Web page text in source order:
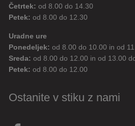
Četrtek: od 8.00 do 14.30
Petek: od 8.00 do 12.30
Uradne ure
Ponedeljek: od 8.00 do 10.00 in od
Sreda: od 8.00 do 12.00 in od 13.00
Petek: od 8.00 do 12.00
Ostanite v stiku z nami